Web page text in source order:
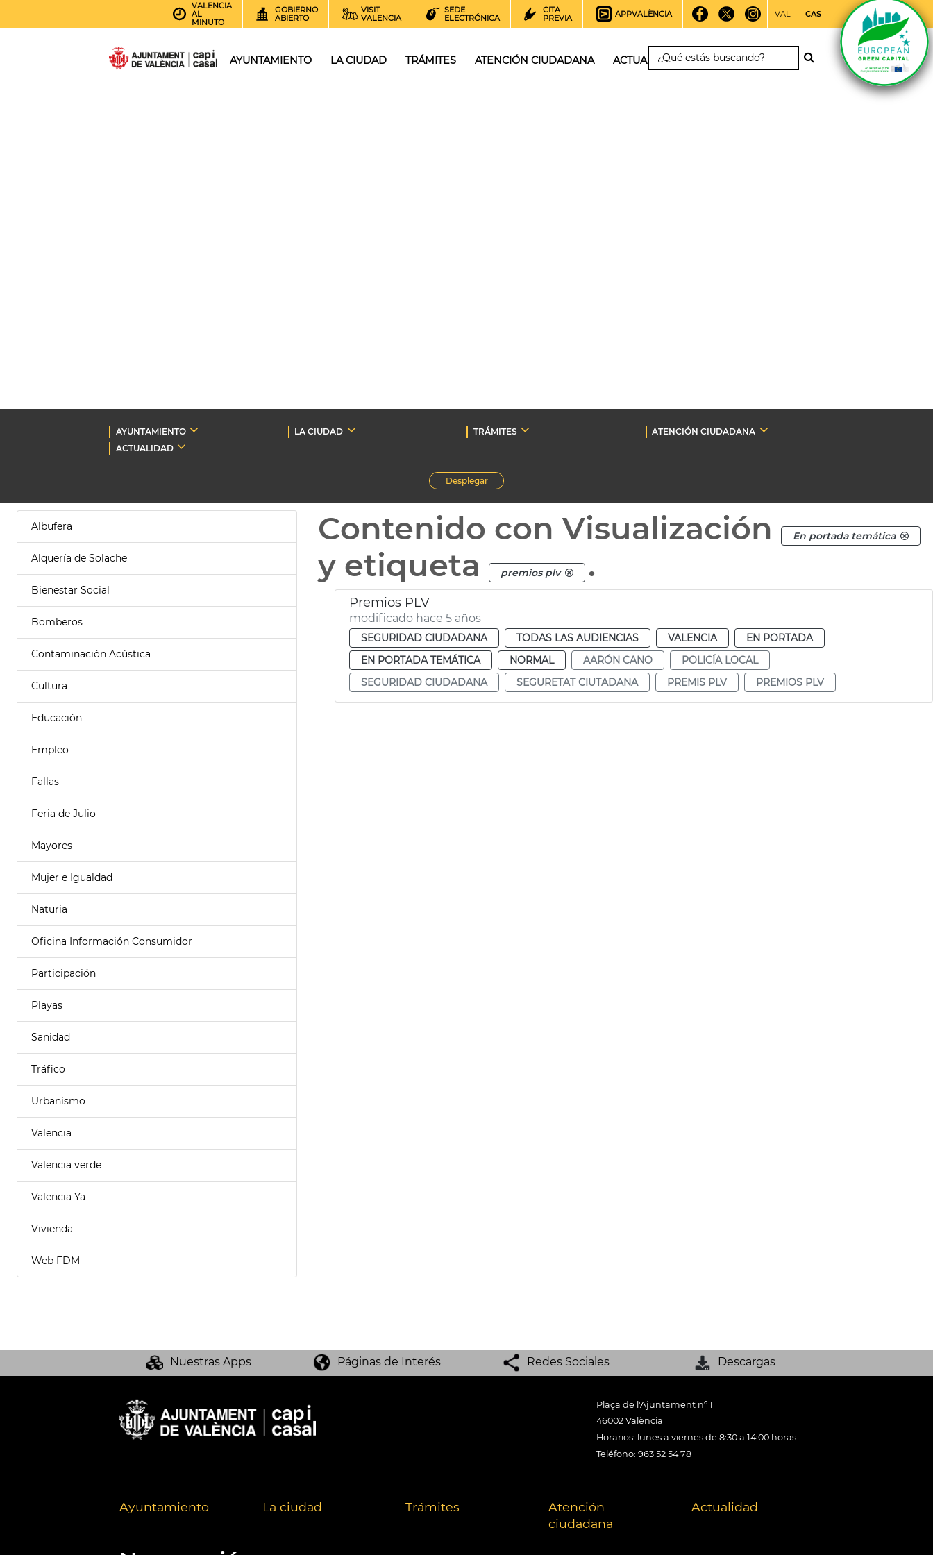
VALENCIA
AL
MINUTO
GOBIERNO
ABIERTO
VISIT
VALENCIA
SEDE
ELECTRÓNICA
CITA
PREVIA
APPVALÈNCIA VAL CAS
AYUNTAMIENTO LA CIUDAD TRÁMITES ATENCIÓN CIUDADANA ACTUALIDAD
AYUNTAMIENTO LA CIUDAD TRÁMITES
ATENCIÓN CIUDADANA
ACTUALIDAD
Desplegar
Albufera
Alquería de Solache
Bienestar Social
Bomberos
Contaminación Acústica
Cultura
Educación
Empleo
Fallas
Feria de Julio
Mayores
Mujer e Igualdad
Naturia
Oficina Información Consumidor
Participación
Playas
Sanidad
Tráfico
Urbanismo
Valencia
Valencia verde
Valencia Ya
Vivienda
Web FDM
Contenido con Visualización En portada temática
y etiqueta premios plv .
Premios PLV
modificado hace 5 años
SEGURIDAD CIUDADANA TODAS LAS AUDIENCIAS VALENCIA
EN PORTADA
EN PORTADA TEMÁTICA
NORMAL AARÓN CANO
POLICÍA LOCAL
SEGURIDAD CIUDADANA
SEGURETAT CIUTADANA PREMIS PLV PREMIOS PLV
Nuestras Apps Páginas de Interés Redes Sociales Descargas
Plaça de l'Ajuntament nº 1
46002 València
Horarios: lunes a viernes de 8:30 a 14:00 horas
Teléfono: 963 52 54 78
Ayuntamiento La ciudad Trámites
Atención
ciudadana
Actualidad